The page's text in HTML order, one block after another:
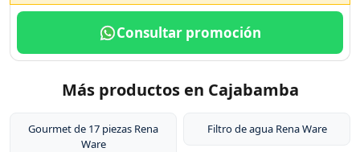
Consultar promoción
Más productos en Cajabamba
Gourmet de 17 piezas Rena
Ware
Filtro de agua Rena Ware